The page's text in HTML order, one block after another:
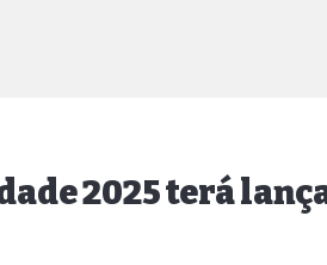
2025 terá